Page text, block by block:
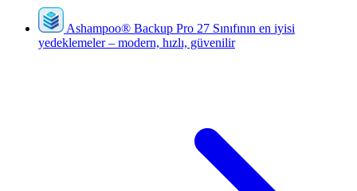
Ashampoo® Backup Pro 27 Sınıfının en iyisi
yedeklemeler – modern, hızlı, güvenilir